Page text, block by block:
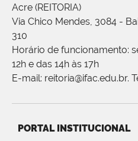
Acre (REITORIA)
Via Chico Mendes, 3084 -
310
Horário de funcionamento:
12h e das 14h às 17h
E-mail: reitoria@ifac.edu.br.
PORTAL INSTITUCIONAL